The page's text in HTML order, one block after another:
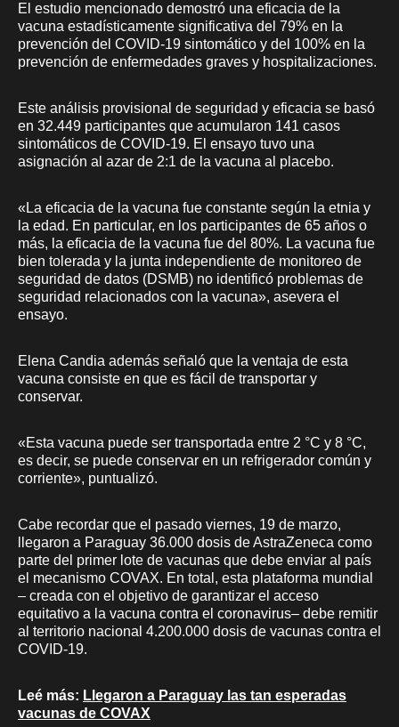
El estudio mencionado demostró una eficacia de la
vacuna estadísticamente significativa del 79% en la
prevención del COVID-19 sintomático y del 100% en la
prevención de enfermedades graves y hospitalizaciones.
Este análisis provisional de seguridad y eficacia se basó
en 32.449 participantes que acumularon 141 casos
sintomáticos de COVID-19. El ensayo tuvo una
asignación al azar de 2:1 de la vacuna al placebo.
«La eficacia de la vacuna fue constante según la etnia y
la edad. En particular, en los participantes de 65 años o
más, la eficacia de la vacuna fue del 80%. La vacuna fue
bien tolerada y la junta independiente de monitoreo de
seguridad de datos (DSMB) no identificó problemas de
seguridad relacionados con la vacuna», asevera el
ensayo.
Elena Candia además señaló que la ventaja de esta
vacuna consiste en que es fácil de transportar y
conservar.
«Esta vacuna puede ser transportada entre 2 °C y 8 °C,
es decir, se puede conservar en un refrigerador común y
corriente», puntualizó.
Cabe recordar que el pasado viernes, 19 de marzo,
llegaron a Paraguay 36.000 dosis de AstraZeneca como
parte del primer lote de vacunas que debe enviar al país
el mecanismo COVAX. En total, esta plataforma mundial
– creada con el objetivo de garantizar el acceso
equitativo a la vacuna contra el coronavirus– debe remitir
al territorio nacional 4.200.000 dosis de vacunas contra el
COVID-19.
Leé más: Llegaron a Paraguay las tan esperadas
vacunas de COVAX